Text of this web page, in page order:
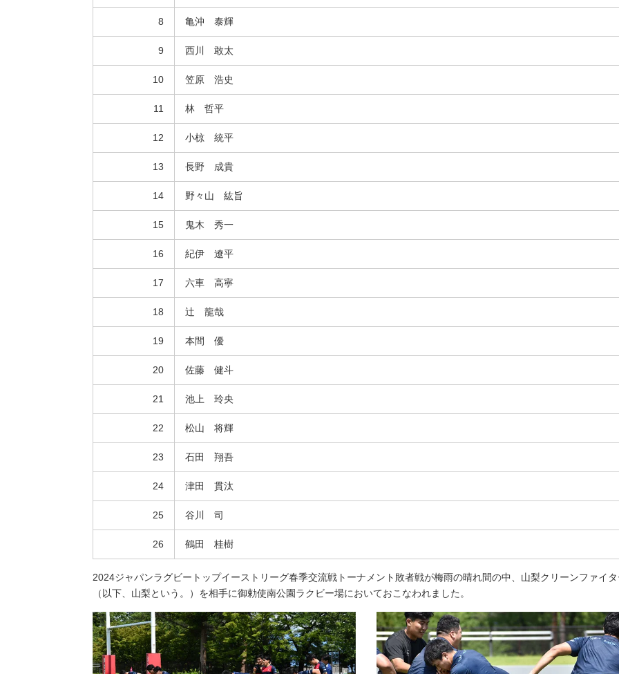
8 亀沖 泰輝
9 西川 敢太
10 笠原 浩史
11 林 哲平
12 小椋 統平
13 長野 成貴
14 野々山 紘旨
15 鬼木 秀一
16 紀伊 遼平
17 六車 高寧
18 辻 龍哉
19 本間 優
20 佐藤 健斗
21 池上 玲央
22 松山 将輝
23 石田 翔吾
24 津田 貫汰
25 谷川 司
26 鶴田 桂樹
2024ジャパンラグビートップイーストリーグ春季交流戦トーナメント敗者戦が梅雨の晴れ間の中、山梨クリーンファイ
（以下、山梨という。）を相手に御勅使南公園ラクビー場においておこなわれました。